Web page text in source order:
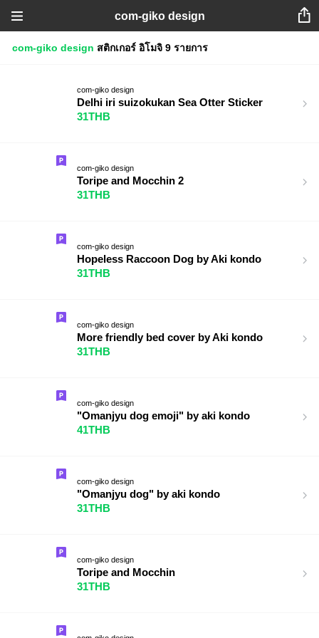
com-giko design
com-giko design สติกเกอร์ อิโมจิ 9 รายการ
com-giko design
Delhi iri suizokukan Sea Otter Sticker
31THB
com-giko design
Toripe and Mocchin 2
31THB
com-giko design
Hopeless Raccoon Dog by Aki kondo
31THB
com-giko design
More friendly bed cover by Aki kondo
31THB
com-giko design
"Omanjyu dog emoji" by aki kondo
41THB
com-giko design
"Omanjyu dog" by aki kondo
31THB
com-giko design
Toripe and Mocchin
31THB